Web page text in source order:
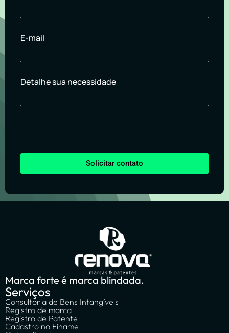
E-mail
Detalhe sua necessidade
Solicitar contato
Marca forte é marca blindada.
Serviços
Consultoria de Bens Intangíveis
Registro de marca
Registro de Patente
Cadastro no Finame